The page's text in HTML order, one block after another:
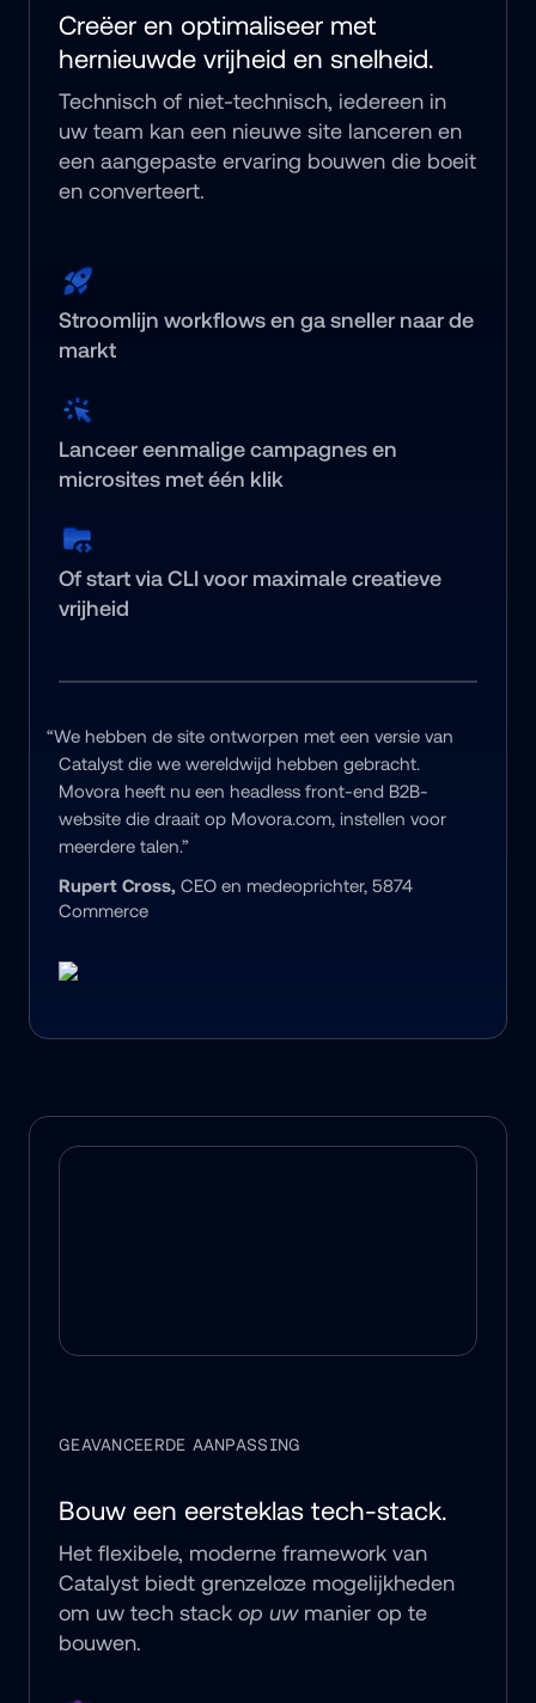
Creëer en optimaliseer met
hernieuwde vrijheid en snelheid.
Technisch of niet-technisch, iedereen in
uw team kan een nieuwe site lanceren en
een aangepaste ervaring bouwen die boeit
en converteert.
Stroomlijn workflows en ga sneller naar de
markt
Lanceer eenmalige campagnes en
microsites met één klik
Of start via CLI voor maximale creatieve
vrijheid
“We hebben de site ontworpen met een versie van
Catalyst die we wereldwijd hebben gebracht.
Movora heeft nu een headless front-end B2B-
website die draait op Movora.com, instellen voor
meerdere talen.”
Rupert Cross, CEO en medeoprichter, 5874
Commerce
GEAVANCEERDE AANPASSING
Bouw een eersteklas tech-stack.
Het flexibele, moderne framework van
Catalyst biedt grenzeloze mogelijkheden
om uw tech stack op uw manier op te
bouwen.